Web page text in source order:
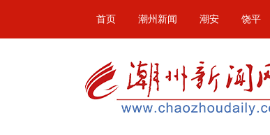
首页 潮州新闻 潮安 饶平